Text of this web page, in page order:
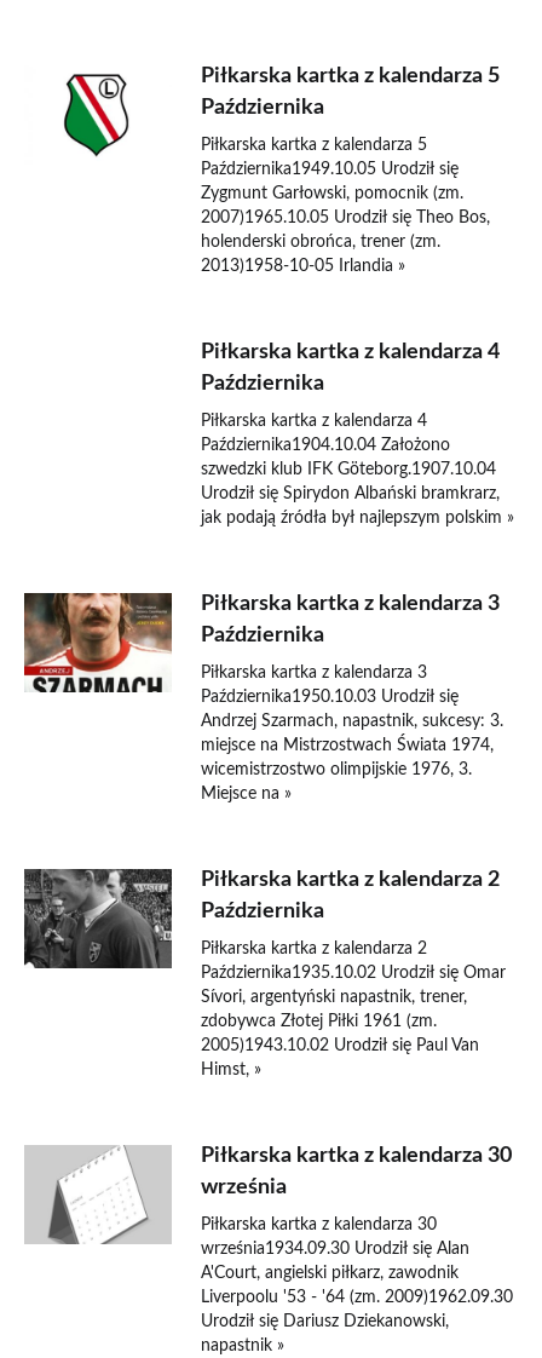
Piłkarska kartka z kalendarza 5
Października
Piłkarska kartka z kalendarza 5
Października1949.10.05 Urodził się
Zygmunt Garłowski, pomocnik (zm.
2007)1965.10.05 Urodził się Theo Bos,
holenderski obrońca, trener (zm.
2013)1958-10-05 Irlandia »
Piłkarska kartka z kalendarza 4
Października
Piłkarska kartka z kalendarza 4
Października1904.10.04 Założono
szwedzki klub IFK Göteborg.1907.10.04
Urodził się Spirydon Albański bramkrarz,
jak podają źródła był najlepszym polskim »
Piłkarska kartka z kalendarza 3
Października
Piłkarska kartka z kalendarza 3
Października1950.10.03 Urodził się
Andrzej Szarmach, napastnik, sukcesy: 3.
miejsce na Mistrzostwach Świata 1974,
wicemistrzostwo olimpijskie 1976, 3.
Miejsce na »
Piłkarska kartka z kalendarza 2
Października
Piłkarska kartka z kalendarza 2
Października1935.10.02 Urodził się Omar
Sívori, argentyński napastnik, trener,
zdobywca Złotej Piłki 1961 (zm.
2005)1943.10.02 Urodził się Paul Van
Himst, »
Piłkarska kartka z kalendarza 30
września
Piłkarska kartka z kalendarza 30
września1934.09.30 Urodził się Alan
A'Court, angielski piłkarz, zawodnik
Liverpoolu '53 - '64 (zm. 2009)1962.09.30
Urodził się Dariusz Dziekanowski,
napastnik »